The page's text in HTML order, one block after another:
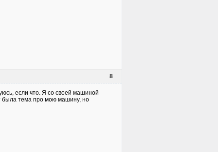
8
если что. Я со своей машиной
была тема про мою машину, но